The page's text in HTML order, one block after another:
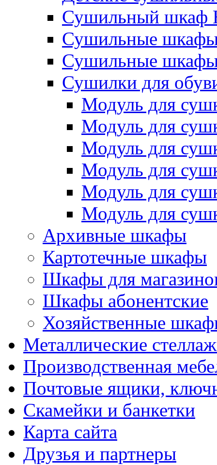
Сушильный шкаф
Сушильные
Сушильные
Сушилки для
Модуль для
Модуль для
Модуль для
Модуль для
Модуль для
Модуль для
Архивные шкафы
Картотечные шкафы
Шкафы для
Шкафы абонентские
Хозяйственные
Металлические
Производственная
Почтовые ящики,
Скамейки и банкетки
Карта сайта
Друзья и партнеры